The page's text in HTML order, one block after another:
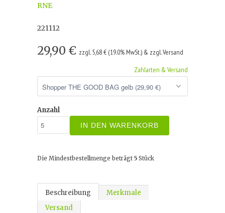
RNE
221112
29,90 € zzgl. 5,68 € (19.0% MwSt.) & zzgl. Versand
Zahlarten & Versand
Anzahl
IN DEN WARENKORB
Die Mindestbestellmenge beträgt 5 Stück
Beschreibung
Merkmale
Versand